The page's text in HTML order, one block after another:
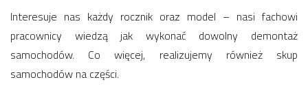
Interesuje nas każdy rocznik oraz model – nasi fachowi
pracownicy wiedzą jak wykonać dowolny demontaż
samochodów. Co więcej, realizujemy również skup
samochodów na części.